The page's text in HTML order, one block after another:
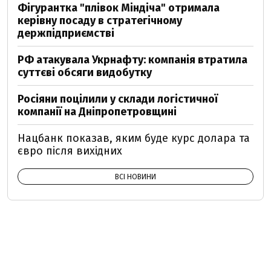
Фігурантка "плівок Міндіча" отримала
керівну посаду в стратегічному
держпідприємстві
РФ атакувала Укрнафту: компанія втратила
суттєві обсяги видобутку
Росіяни поцілили у склади логістичної
компанії на Дніпропетровщині
Нацбанк показав, яким буде курс долара та
євро після вихідних
ВСІ НОВИНИ